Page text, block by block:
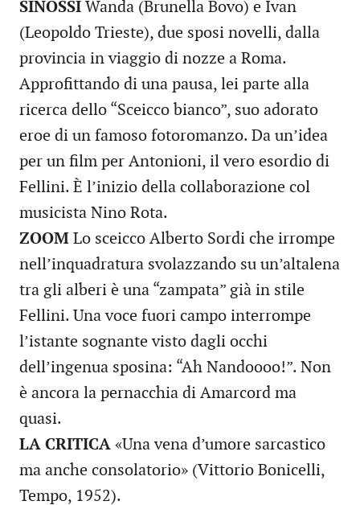
SINOSSI Wanda (Brunella Bovo) e Ivan
(Leopoldo Trieste), due sposi novelli, dalla
provincia in viaggio di nozze a Roma.
Approfittando di una pausa, lei parte alla
ricerca dello “Sceicco bianco”, suo adorato
eroe di un famoso fotoromanzo. Da un’idea
per un film per Antonioni, il vero esordio di
Fellini. È l’inizio della collaborazione col
musicista Nino Rota.
ZOOM Lo sceicco Alberto Sordi che irrompe
nell’inquadratura svolazzando su un’altalena
tra gli alberi è una “zampata” già in stile
Fellini. Una voce fuori campo interrompe
l’istante sognante visto dagli occhi
dell’ingenua sposina: “Ah Nandoooo!”. Non
è ancora la pernacchia di Amarcord ma
quasi.
LA CRITICA «Una vena d’umore sarcastico
ma anche consolatorio» (Vittorio Bonicelli,
Tempo, 1952).